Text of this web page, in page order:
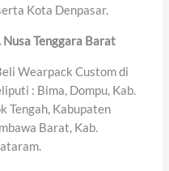
Kota Denpasar.
Nusa Tenggara Barat
Wearpack Custom di
: Bima, Dompu, Kab.
Tengah, Kabupaten
Barat, Kab.